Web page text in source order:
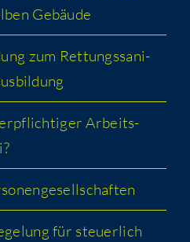
Gebäude
zum Ret­tungs­sa­ni­
Arbeits­
für steu­er­lich